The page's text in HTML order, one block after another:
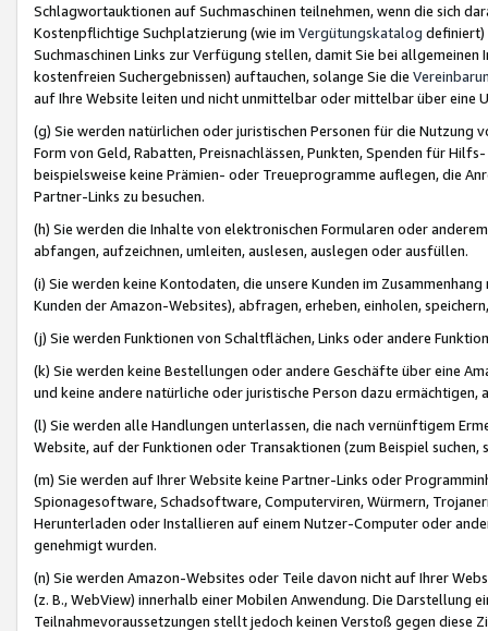
Schlagwortauktionen auf Suchmaschinen teilnehmen, wenn die sich
Kostenpflichtige Suchplatzierung (wie im Vergütungskatalog definiert)
Suchmaschinen Links zur Verfügung stellen, damit Sie bei
kostenfreien Suchergebnissen) auftauchen, solange Sie die
auf Ihre Website leiten und nicht unmittelbar oder mittelbar über eine
(g) Sie werden natürlichen oder juristischen Personen für die Nutzung
Form von Geld, Rabatten, Preisnachlässen, Punkten, Spenden für
beispielsweise keine Prämien- oder Treueprogramme auflegen, die
Partner-Links zu besuchen.
(h) Sie werden die Inhalte von elektronischen Formularen oder
abfangen, aufzeichnen, umleiten, auslesen, auslegen oder ausfüllen.
(i) Sie werden keine Kontodaten, die unsere Kunden im
Kunden der Amazon-Websites), abfragen, erheben, einholen,
(j) Sie werden Funktionen von Schaltflächen, Links oder andere
(k) Sie werden keine Bestellungen oder andere Geschäfte über eine
und keine andere natürliche oder juristische Person dazu
(l) Sie werden alle Handlungen unterlassen, die nach vernünftigem
Website, auf der Funktionen oder Transaktionen (zum Beispiel
(m) Sie werden auf Ihrer Website keine Partner-Links oder
Spionagesoftware, Schadsoftware, Computerviren, Würmern,
Herunterladen oder Installieren auf einem Nutzer-Computer oder
genehmigt wurden.
(n) Sie werden Amazon-Websites oder Teile davon nicht auf Ihrer
(z. B., WebView) innerhalb einer Mobilen Anwendung. Die Darstellung
Teilnahmevoraussetzungen stellt jedoch keinen Verstoß gegen diese